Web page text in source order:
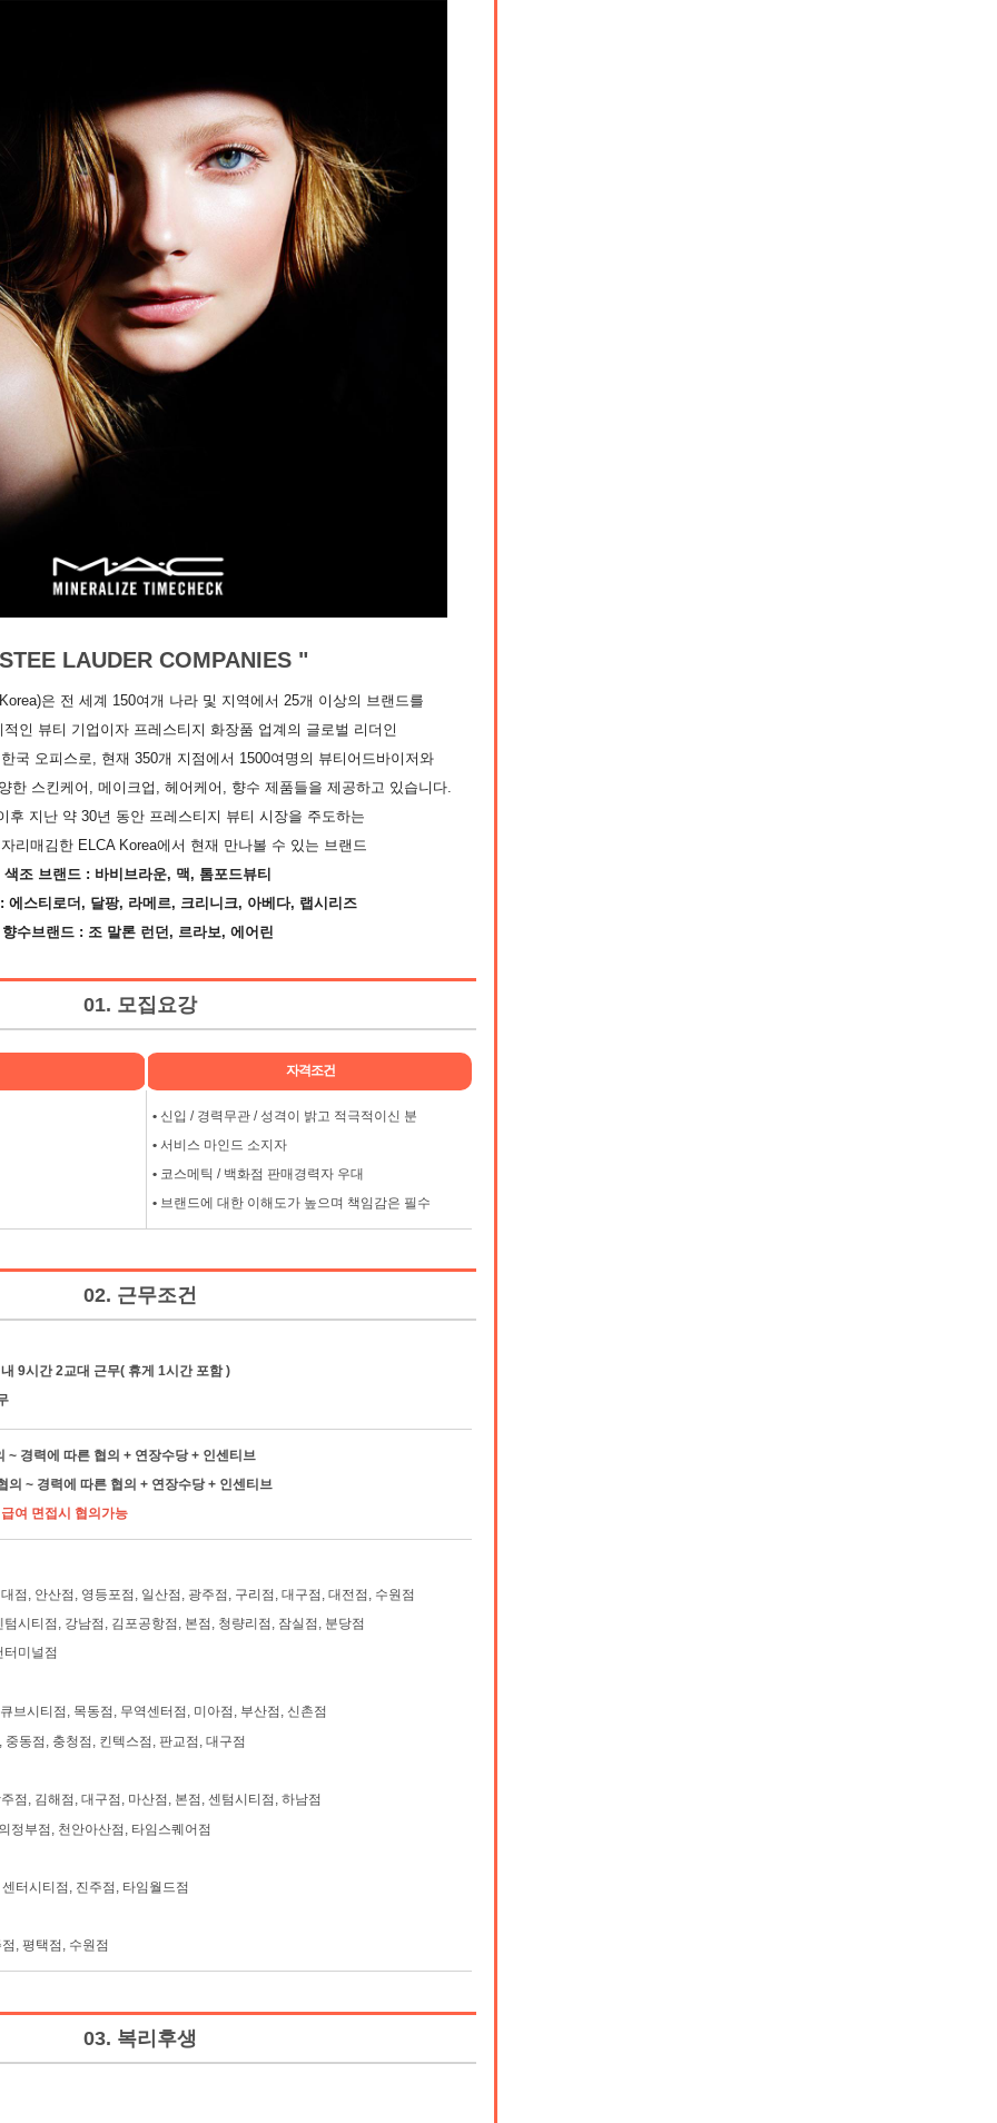
LAUDER COMPANIES "
은 전 세계 150여개 나라 및 지역에서 25개 이상의 브랜드를
인 뷰티 기업이자 프레스티지 화장품 업계의 글로벌 리더인
국 오피스로, 현재 350개 지점에서 1500여명의 뷰티어드바이저와
한 스킨케어, 메이크업, 헤어케어, 향수 제품들을 제공하고 있습니다.
후 지난 약 30년 동안 프레스티지 뷰티 시장을 주도하는
리매김한 ELCA Korea에서 현재 만나볼 수 있는 브랜드
색조 브랜드 : 바비브라운, 맥, 톰포드뷰티
에스티로더, 달팡, 라메르, 크리니크, 아베다, 랩시리즈
향수브랜드 : 조 말론 런던, 르라보, 에어린
01. 모집요강
자격조건
• 신입 / 경력무관 / 성격이 밝고 적극적이신 분
• 서비스 마인드 소지자
• 코스메틱 / 백화점 판매경력자 우대
• 브랜드에 대한 이해도가 높으며 책임감은 필수
02. 근무조건
9시간 2교대 근무( 휴게 1시간 포함 )
~ 경력에 따른 협의 + 연장수당 + 인센티브
의 ~ 경력에 따른 협의 + 연장수당 + 인센티브
여 면접시 협의가능
점, 안산점, 영등포점, 일산점, 광주점, 구리점, 대구점, 대전점, 수원점
시티점, 강남점, 김포공항점, 본점, 청량리점, 잠실점, 분당점
터미널점
브시티점, 목동점, 무역센터점, 미아점, 부산점, 신촌점
동점, 충청점, 킨텍스점, 판교점, 대구점
점, 김해점, 대구점, 마산점, 본점, 센텀시티점, 하남점
정부점, 천안아산점, 타임스퀘어점
터시티점, 진주점, 타임월드점
, 평택점, 수원점
03. 복리후생